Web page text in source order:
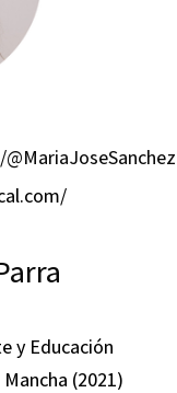
y Educación
(2021)